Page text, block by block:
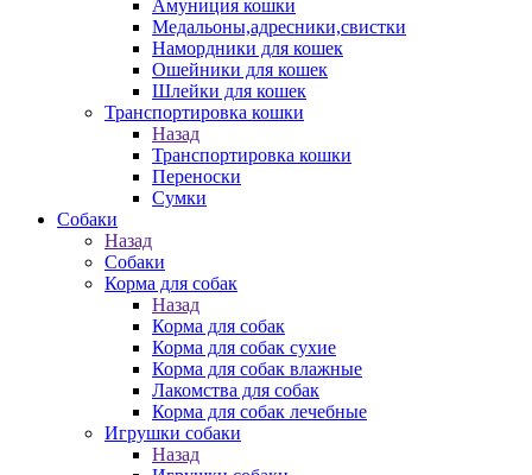
Амуниция кошки
Медальоны,адресники,свистки
Намордники для кошек
Ошейники для кошек
Шлейки для кошек
Транспортировка кошки
Назад
Транспортировка кошки
Переноски
Сумки
Собаки
Назад
Собаки
Корма для собак
Назад
Корма для собак
Корма для собак сухие
Корма для собак влажные
Лакомства для собак
Корма для собак лечебные
Игрушки собаки
Назад